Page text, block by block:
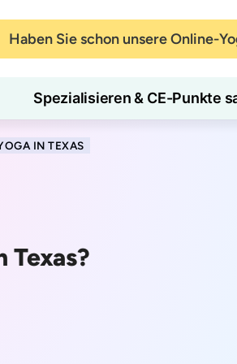
Haben Sie schon unsere Online-
Spezialisieren & CE-Punkte
IN TEXAS
Texas?